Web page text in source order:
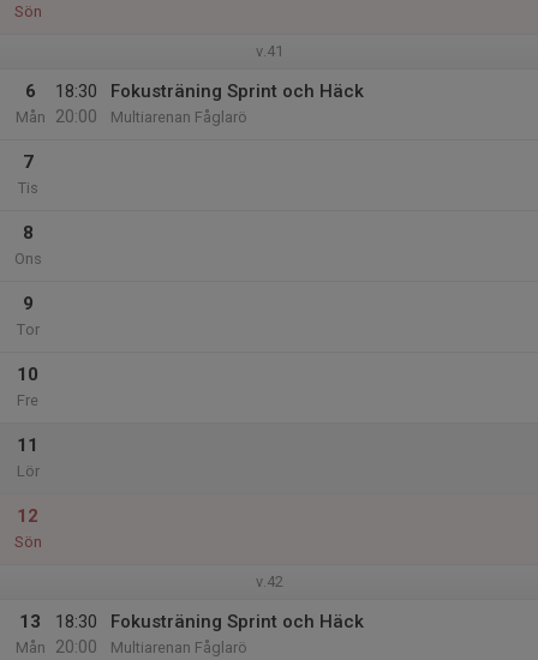
Sön
v.41
6
Mån
18:30
20:00
Fokusträning Sprint och Häck
Multiarenan Fåglarö
7
Tis
8
Ons
9
Tor
10
Fre
11
Lör
12
Sön
v.42
13
Mån
18:30
20:00
Fokusträning Sprint och Häck
Multiarenan Fåglarö